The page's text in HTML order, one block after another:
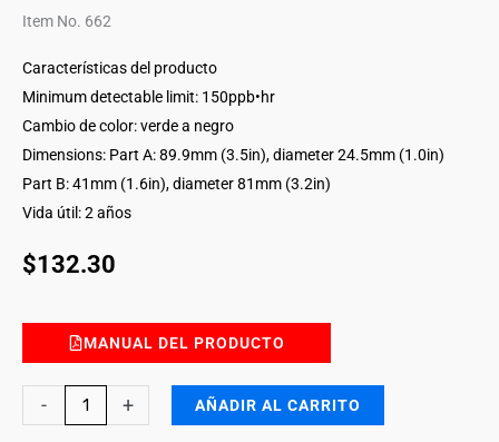
Item No. 662
Características del producto
Minimum detectable limit: 150ppb•hr
Cambio de color: verde a negro
Dimensions: Part A: 89.9mm (3.5in), diameter 24.5mm (1.0in)
Part B: 41mm (1.6in), diameter 81mm (3.2in)
Vida útil: 2 años
$132.30
MANUAL DEL PRODUCTO
-
Hydrazines
Breakthrough
+ AÑADIR AL CARRITO